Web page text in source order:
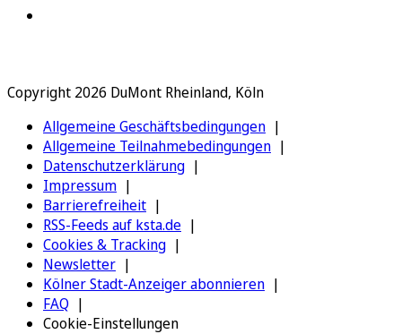
Copyright 2026 DuMont Rheinland, Köln
Allgemeine Geschäftsbedingungen
Allgemeine Teilnahmebedingungen
Datenschutzerklärung
Impressum
Barrierefreiheit
RSS-Feeds auf ksta.de
Cookies & Tracking
Newsletter
Kölner Stadt-Anzeiger abonnieren
FAQ
Cookie-Einstellungen